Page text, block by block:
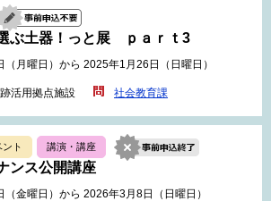
ぶ土器！っと展 ｐａｒｔ3
月曜日）から 2025年1月26日（日曜日）
活用拠点施設 社会教育課
ント 講演・講座
ンス公開講座
金曜日）から 2026年3月8日（日曜日）